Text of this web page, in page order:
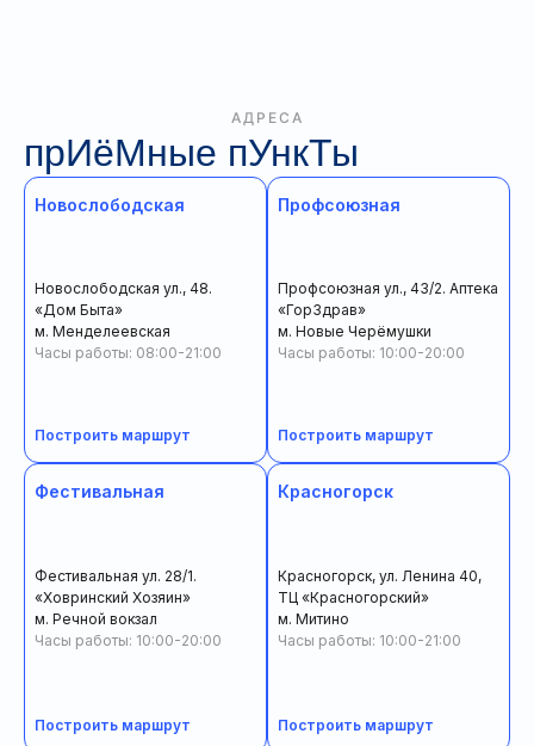
АДРЕСА
прИёМные пУнкТы
Новослободская
Новослободская ул., 48.
«Дом Быта»
м. Менделеевская
Часы работы: 08:00-21:00
Построить маршрут
Фестивальная
Фестивальная ул. 28/1.
«Ховринский Хозяин»
м. Речной вокзал
Часы работы: 10:00-20:00
Построить маршрут
Профсоюзная
Профсоюзная ул., 43/2. Аптека
«ГорЗдрав»
м. Новые Черёмушки
Часы работы: 10:00-20:00
Построить маршрут
Красногорск
Красногорск, ул. Ленина 40,
ТЦ «Красногорский»
м. Митино
Часы работы: 10:00-21:00
Построить маршрут